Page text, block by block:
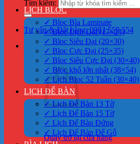
Tìm kiếm:
Tư vấn & Đặt hàng: 0983 559 554
0
Quay trở lại cửa hàng
LỊCH BLOC
✓ Bloc Bìa Laminate
✓ Bloc Lịch Đại (17×24)
✓ Bloc Siêu Đại (20×30)
✓ Bloc Cực Đại (25×35)
✓ Bloc Siêu Cực Đại (30×40)
✓ Bloc khổ lớn nhất (38×54)
✓ Lịch Bloc 52 Tuần (30×40)
LỊCH ĐỂ BÀN
✓ Lịch Để Bàn 13 Tờ
✓ Lịch Để Bàn 15 Tờ
✓ Lịch Để Bàn Đứng
✓ Lịch Để Bàn Đế Gỗ